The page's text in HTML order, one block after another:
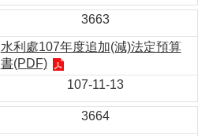
3663
水利處107年度追加(減)法定預算
書(PDF)
107-11-13
3664